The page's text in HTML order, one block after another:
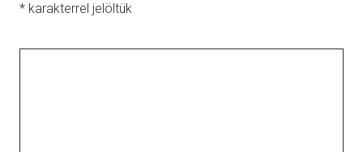
* karakterrel jelöltük